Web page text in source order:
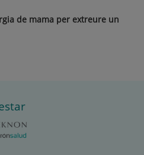
de mama per extreure un